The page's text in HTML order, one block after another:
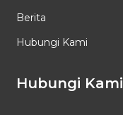
Berita
Hubungi Kami
Hubungi Kami